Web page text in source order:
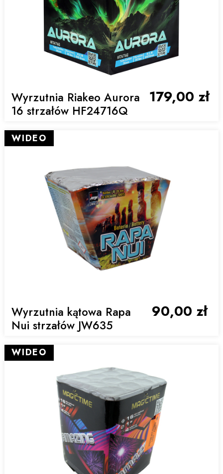
Wyrzutnia Riakeo Aurora
16 strzałów HF24716Q
179,00 zł
Wyrzutnia kątowa Rapa
Nui strzałów JW635
90,00 zł
WIDEO
WIDEO